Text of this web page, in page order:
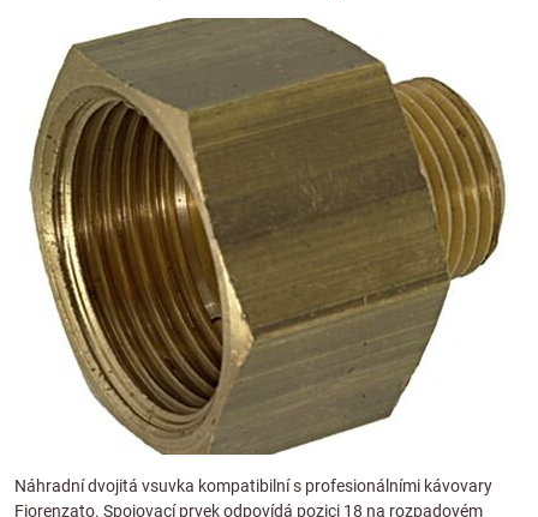
Náhradní dvojitá vsuvka kompatibilní s profesionálními kávovary
Fiorenzato. Spojovací prvek odpovídá pozici 18 na rozpadovém